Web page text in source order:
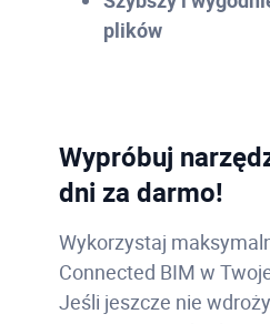
plików
Wypróbuj
dni za darmo!
Wykorzystaj
Connected BIM w
Jeśli jeszcze nie